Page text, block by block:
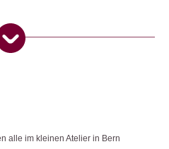
alle im kleinen Atelier in Bern